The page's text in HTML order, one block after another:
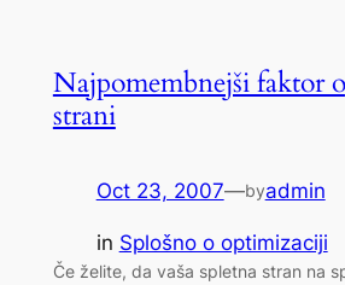
Najpomembnejši faktor
strani
Oct 23, 2007—byadmin
in Splošno o optimizaciji
Če želite, da vaša spletna stran na